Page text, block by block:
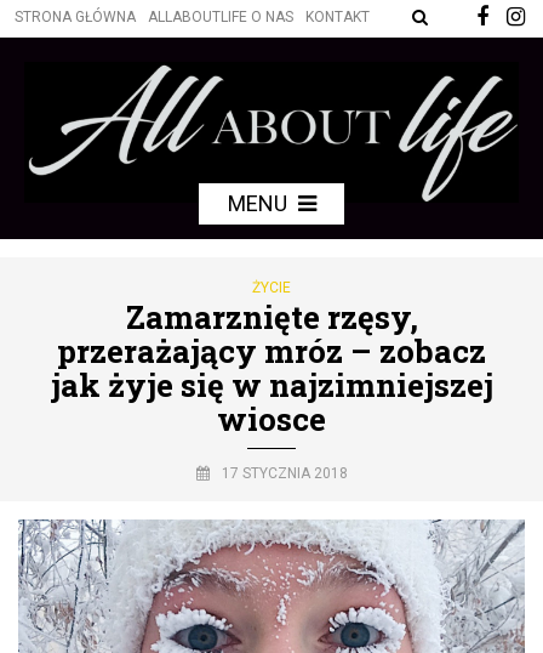
STRONA GŁÓWNA ALLABOUTLIFE O NAS KONTAKT
MENU
ŻYCIE
Zamarznięte rzęsy,
przerażający mróz – zobacz
jak żyje się w najzimniejszej
wiosce
17 STYCZNIA 2018